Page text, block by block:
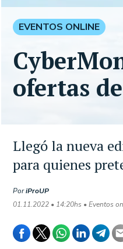
Llegó la nueva
para quienes
PoriProUP
01.11.2022 • 14:20hs • Eventos
EVENTOS ONLINE
ofertas